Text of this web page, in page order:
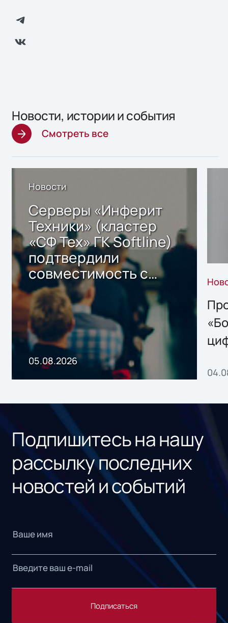
Новости, истории и события
Смотреть все
Новости
Серверы «Инферит
Техники» (кластер
«СФ Тех» ГК Softline)
подтвердили
совместимость с
решением Sharx
Storage 2.x для
хранения данных
05.08.2026
Подпишитесь на нашу
рассылку последних
новостей и событий
Подписаться